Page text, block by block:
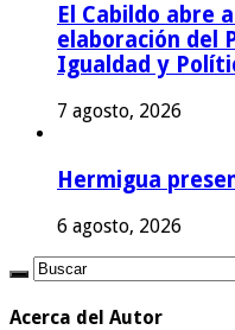
El Cabildo abre
elaboración del
Igualdad y
7 agosto, 2026
Hermigua
6 agosto, 2026
Acerca del Autor